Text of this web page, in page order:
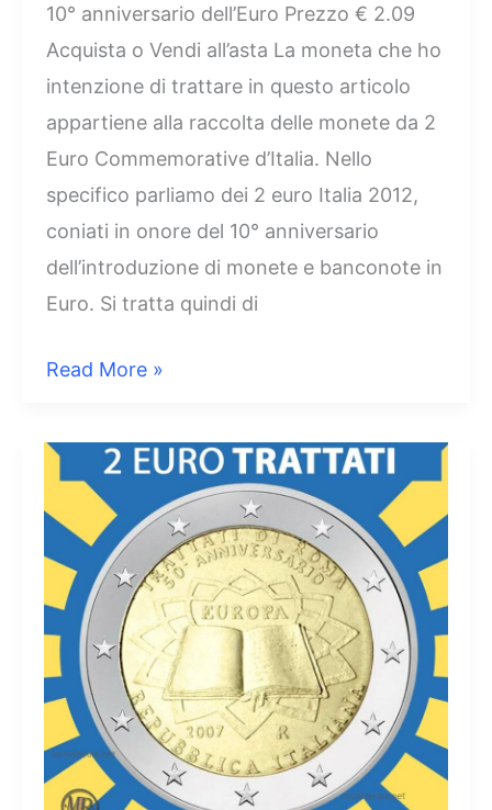
10° anniversario dell’Euro Prezzo € 2.09
Acquista o Vendi all’asta La moneta che ho
intenzione di trattare in questo articolo
appartiene alla raccolta delle monete da 2
Euro Commemorative d’Italia. Nello
specifico parliamo dei 2 euro Italia 2012,
coniati in onore del 10° anniversario
dell’introduzione di monete e banconote in
Euro. Si tratta quindi di
2
Italia
2012
Read More »